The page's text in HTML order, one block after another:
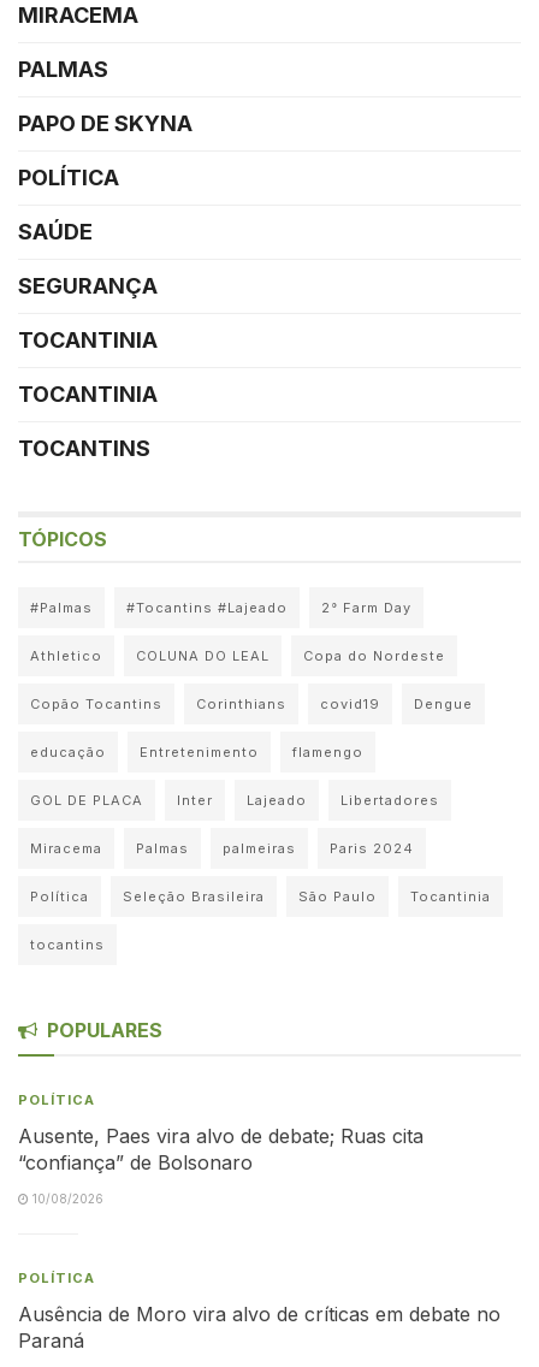
MIRACEMA
PALMAS
PAPO DE SKYNA
POLÍTICA
SAÚDE
SEGURANÇA
TOCANTINIA
TOCANTINIA
TOCANTINS
TÓPICOS
#Palmas #Tocantins #Lajeado 2° Farm Day
Athletico COLUNA DO LEAL Copa do Nordeste
Copão Tocantins Corinthians covid19 Dengue
educação Entretenimento flamengo
GOL DE PLACA Inter Lajeado Libertadores
Miracema Palmas palmeiras Paris 2024
Política Seleção Brasileira São Paulo Tocantinia
tocantins
POPULARES
POLÍTICA
Ausente, Paes vira alvo de debate; Ruas cita
“confiança” de Bolsonaro
10/08/2026
POLÍTICA
Ausência de Moro vira alvo de críticas em debate no
Paraná